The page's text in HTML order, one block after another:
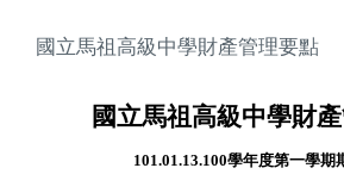
國立馬祖高級中學財產管理要點
國立馬祖高級中學財
101.01.13.100學年度第一學期